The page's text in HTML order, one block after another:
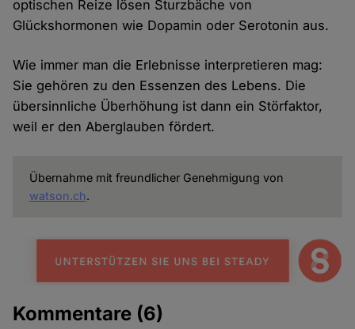
optischen Reize lösen Sturzbäche von
Glückshormonen wie Dopamin oder Serotonin aus.
Wie immer man die Erlebnisse interpretieren mag:
Sie gehören zu den Essenzen des Lebens. Die
übersinnliche Überhöhung ist dann ein Störfaktor,
weil er den Aberglauben fördert.
Übernahme mit freundlicher Genehmigung von
watson.ch.
Kommentare (6)